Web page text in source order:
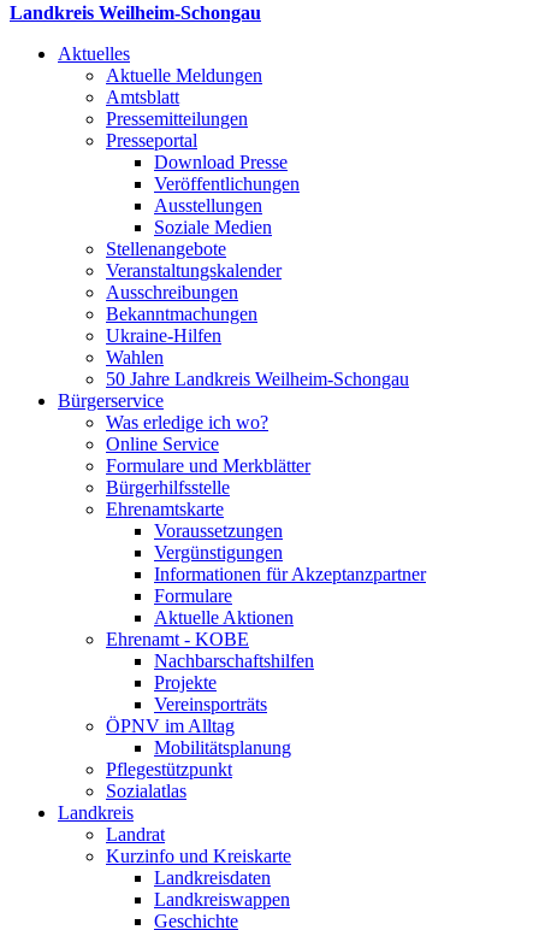
Landkreis Weilheim-Schongau
Aktuelles
Aktuelle Meldungen
Amtsblatt
Pressemitteilungen
Presseportal
Download Presse
Veröffentlichungen
Ausstellungen
Soziale Medien
Stellenangebote
Veranstaltungskalender
Ausschreibungen
Bekanntmachungen
Ukraine-Hilfen
Wahlen
50 Jahre Landkreis Weilheim-Schongau
Bürgerservice
Was erledige ich wo?
Online Service
Formulare und Merkblätter
Bürgerhilfsstelle
Ehrenamtskarte
Voraussetzungen
Vergünstigungen
Informationen für Akzeptanzpartner
Formulare
Aktuelle Aktionen
Ehrenamt - KOBE
Nachbarschaftshilfen
Projekte
Vereinsporträts
ÖPNV im Alltag
Mobilitätsplanung
Pflegestützpunkt
Sozialatlas
Landkreis
Landrat
Kurzinfo und Kreiskarte
Landkreisdaten
Landkreiswappen
Geschichte